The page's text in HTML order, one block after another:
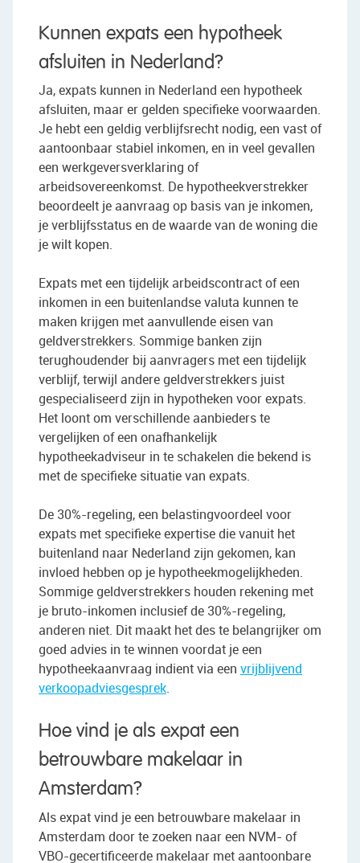
Kunnen expats een hypotheek
afsluiten in Nederland?
Ja, expats kunnen in Nederland een hypotheek
afsluiten, maar er gelden specifieke voorwaarden.
Je hebt een geldig verblijfsrecht nodig, een vast of
aantoonbaar stabiel inkomen, en in veel gevallen
een werkgeversverklaring of
arbeidsovereenkomst. De hypotheekverstrekker
beoordeelt je aanvraag op basis van je inkomen,
je verblijfsstatus en de waarde van de woning die
je wilt kopen.
Expats met een tijdelijk arbeidscontract of een
inkomen in een buitenlandse valuta kunnen te
maken krijgen met aanvullende eisen van
geldverstrekkers. Sommige banken zijn
terughoudender bij aanvragers met een tijdelijk
verblijf, terwijl andere geldverstrekkers juist
gespecialiseerd zijn in hypotheken voor expats.
Het loont om verschillende aanbieders te
vergelijken of een onafhankelijk
hypotheekadviseur in te schakelen die bekend is
met de specifieke situatie van expats.
De 30%-regeling, een belastingvoordeel voor
expats met specifieke expertise die vanuit het
buitenland naar Nederland zijn gekomen, kan
invloed hebben op je hypotheekmogelijkheden.
Sommige geldverstrekkers houden rekening met
je bruto-inkomen inclusief de 30%-regeling,
anderen niet. Dit maakt het des te belangrijker om
goed advies in te winnen voordat je een
hypotheekaanvraag indient via een vrijblijvend
verkoopadviesgesprek.
Hoe vind je als expat een
betrouwbare makelaar in
Amsterdam?
Als expat vind je een betrouwbare makelaar in
Amsterdam door te zoeken naar een NVM- of
VBO-gecertificeerde makelaar met aantoonbare